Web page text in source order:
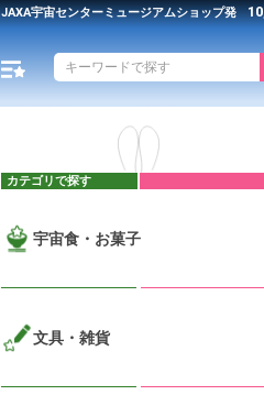
JAXA宇宙センターミュージアムショップ発
カテゴリで探す
宇宙食・お菓子
文具・雑貨